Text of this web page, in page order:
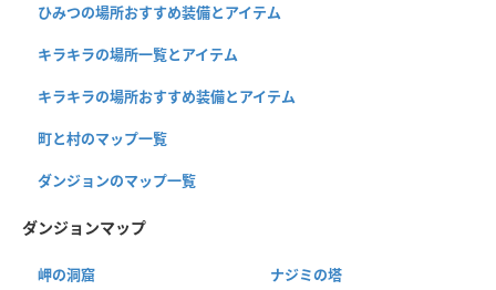
ひみつの場所おすすめ装備とアイテム
キラキラの場所一覧とアイテム
キラキラの場所おすすめ装備とアイテム
町と村のマップ一覧
ダンジョンのマップ一覧
ダンジョンマップ
岬の洞窟 ナジミの塔